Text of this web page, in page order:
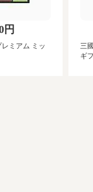
円
ミアム ミッ
三
ギ